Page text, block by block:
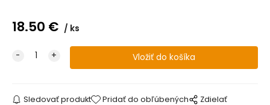
18.50 € ks
Sledovať produkt Pridať do obľúbených Zdielať